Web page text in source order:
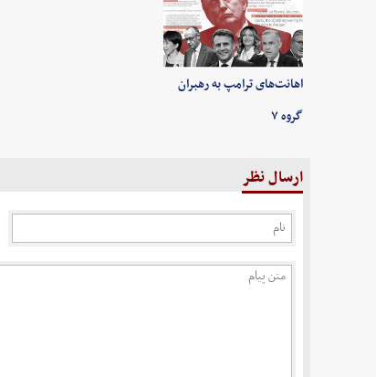
اهانت‌های ترامپ به رهبران
گروه ۷
ارسال نظر